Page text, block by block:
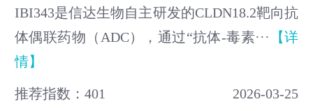
IBI343是信达生物自主研发的CLDN18.2靶向抗
体偶联药物（ADC），通过“抗体-毒素···
【详
情】
推荐指数：401 2026-03-25